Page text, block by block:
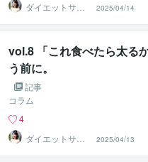
ダイエットサポ
ーター＊管理栄
養士ちえ
2025/04/14
vol.8 「これ食べたら太る
う前に。
記事
コラム
4
ダイエットサポ
ーター＊管理栄
養士ちえ
2025/04/13